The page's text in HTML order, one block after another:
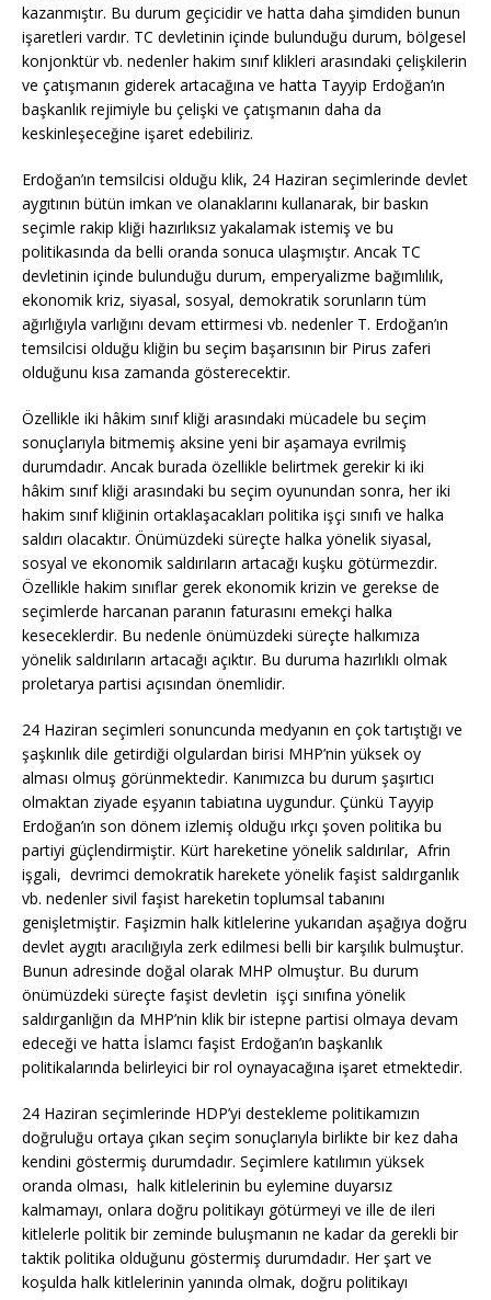
kazanmıştır. Bu durum geçicidir ve hatta daha şimdiden bunun
işaretleri vardır. TC devletinin içinde bulunduğu durum, bölgesel
konjonktür vb. nedenler hakim sınıf klikleri arasındaki çelişkilerin
ve çatışmanın giderek artacağına ve hatta Tayyip Erdoğan’ın
başkanlık rejimiyle bu çelişki ve çatışmanın daha da
keskinleşeceğine işaret edebiliriz.
Erdoğan’ın temsilcisi olduğu klik, 24 Haziran seçimlerinde devlet
aygıtının bütün imkan ve olanaklarını kullanarak, bir baskın
seçimle rakip kliği hazırlıksız yakalamak istemiş ve bu
politikasında da belli oranda sonuca ulaşmıştır. Ancak TC
devletinin içinde bulunduğu durum, emperyalizme bağımlılık,
ekonomik kriz, siyasal, sosyal, demokratik sorunların tüm
ağırlığıyla varlığını devam ettirmesi vb. nedenler T. Erdoğan’ın
temsilcisi olduğu kliğin bu seçim başarısının bir Pirus zaferi
olduğunu kısa zamanda gösterecektir.
Özellikle iki hâkim sınıf kliği arasındaki mücadele bu seçim
sonuçlarıyla bitmemiş aksine yeni bir aşamaya evrilmiş
durumdadır. Ancak burada özellikle belirtmek gerekir ki iki
hâkim sınıf kliği arasındaki bu seçim oyunundan sonra, her iki
hakim sınıf kliğinin ortaklaşacakları politika işçi sınıfı ve halka
saldırı olacaktır. Önümüzdeki süreçte halka yönelik siyasal,
sosyal ve ekonomik saldırıların artacağı kuşku götürmezdir.
Özellikle hakim sınıflar gerek ekonomik krizin ve gerekse de
seçimlerde harcanan paranın faturasını emekçi halka
keseceklerdir. Bu nedenle önümüzdeki süreçte halkımıza
yönelik saldırıların artacağı açıktır. Bu duruma hazırlıklı olmak
proletarya partisi açısından önemlidir.
24 Haziran seçimleri sonuncunda medyanın en çok tartıştığı ve
şaşkınlık dile getirdiği olgulardan birisi MHP’nin yüksek oy
alması olmuş görünmektedir. Kanımızca bu durum şaşırtıcı
olmaktan ziyade eşyanın tabiatına uygundur. Çünkü Tayyip
Erdoğan’ın son dönem izlemiş olduğu ırkçı şoven politika bu
partiyi güçlendirmiştir. Kürt hareketine yönelik saldırılar, Afrin
işgali, devrimci demokratik harekete yönelik faşist saldırganlık
vb. nedenler sivil faşist hareketin toplumsal tabanını
genişletmiştir. Faşizmin halk kitlelerine yukarıdan aşağıya doğru
devlet aygıtı aracılığıyla zerk edilmesi belli bir karşılık bulmuştur.
Bunun adresinde doğal olarak MHP olmuştur. Bu durum
önümüzdeki süreçte faşist devletin işçi sınıfına yönelik
saldırganlığın da MHP’nin klik bir istepne partisi olmaya devam
edeceği ve hatta İslamcı faşist Erdoğan’ın başkanlık
politikalarında belirleyici bir rol oynayacağına işaret etmektedir.
24 Haziran seçimlerinde HDP’yi destekleme politikamızın
doğruluğu ortaya çıkan seçim sonuçlarıyla birlikte bir kez daha
kendini göstermiş durumdadır. Seçimlere katılımın yüksek
oranda olması, halk kitlelerinin bu eylemine duyarsız
kalmamayı, onlara doğru politikayı götürmeyi ve ille de ileri
kitlelerle politik bir zeminde buluşmanın ne kadar da gerekli bir
taktik politika olduğunu göstermiş durumdadır. Her şart ve
koşulda halk kitlelerinin yanında olmak, doğru politikayı